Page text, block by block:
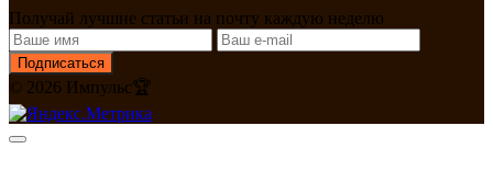
Получай лучшие статьи на почту каждую неделю
Подписаться
© 2026 Импульс🏆